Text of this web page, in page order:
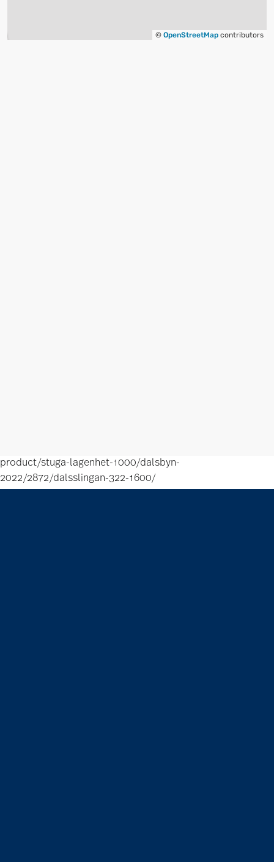
© OpenStreetMap contributors
product/stuga-lagenhet-1000/dalsbyn-
2022/2872/dalsslingan-322-1600/